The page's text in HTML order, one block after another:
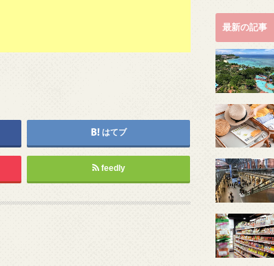
はてブ
feedly
最新の記事